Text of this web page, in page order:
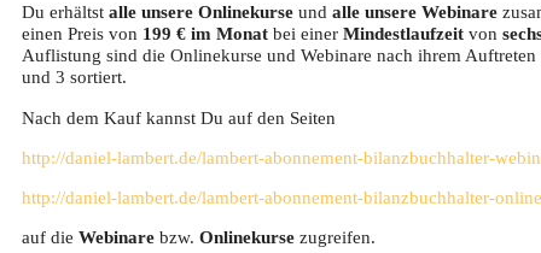
Du erhältst alle unsere Onlinekurse und alle unsere Webinare
einen Preis von 199 € im Monat bei einer Mindestlaufzeit von
Auflistung sind die Onlinekurse und Webinare nach ihrem
und 3 sortiert.
Nach dem Kauf kannst Du auf den Seiten
http://daniel-lambert.de/lambert-abonnement-bilanzbuchhalter-
http://daniel-lambert.de/lambert-abonnement-bilanzbuchhalter-
auf die Webinare bzw. Onlinekurse zugreifen.